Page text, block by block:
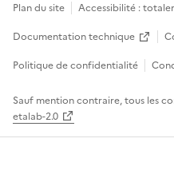
Plan du site Accessibilité :
Documentation technique
Politique de confidentialité
Sauf mention contraire, tous les
etalab-2.0